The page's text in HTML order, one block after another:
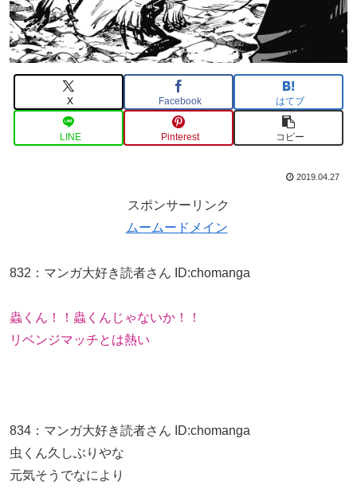
X Facebook はてブ
LINE Pinterest コピー
2019.04.27
スポンサーリンク
ムームードメイン
832 ： マンガ大好き読者さん ID:chomanga
蟲くん！！蟲くんじゃないか！！
リベンジマッチとは熱い
834 ： マンガ大好き読者さん ID:chomanga
虫くん久しぶりやな
元気そうでなにより